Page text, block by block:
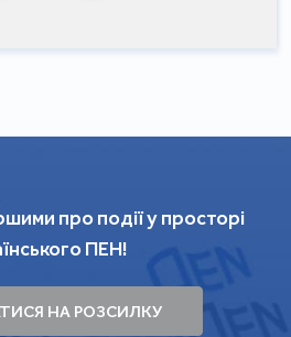
про події у просторі
ПЕН!
НА РОЗСИЛКУ